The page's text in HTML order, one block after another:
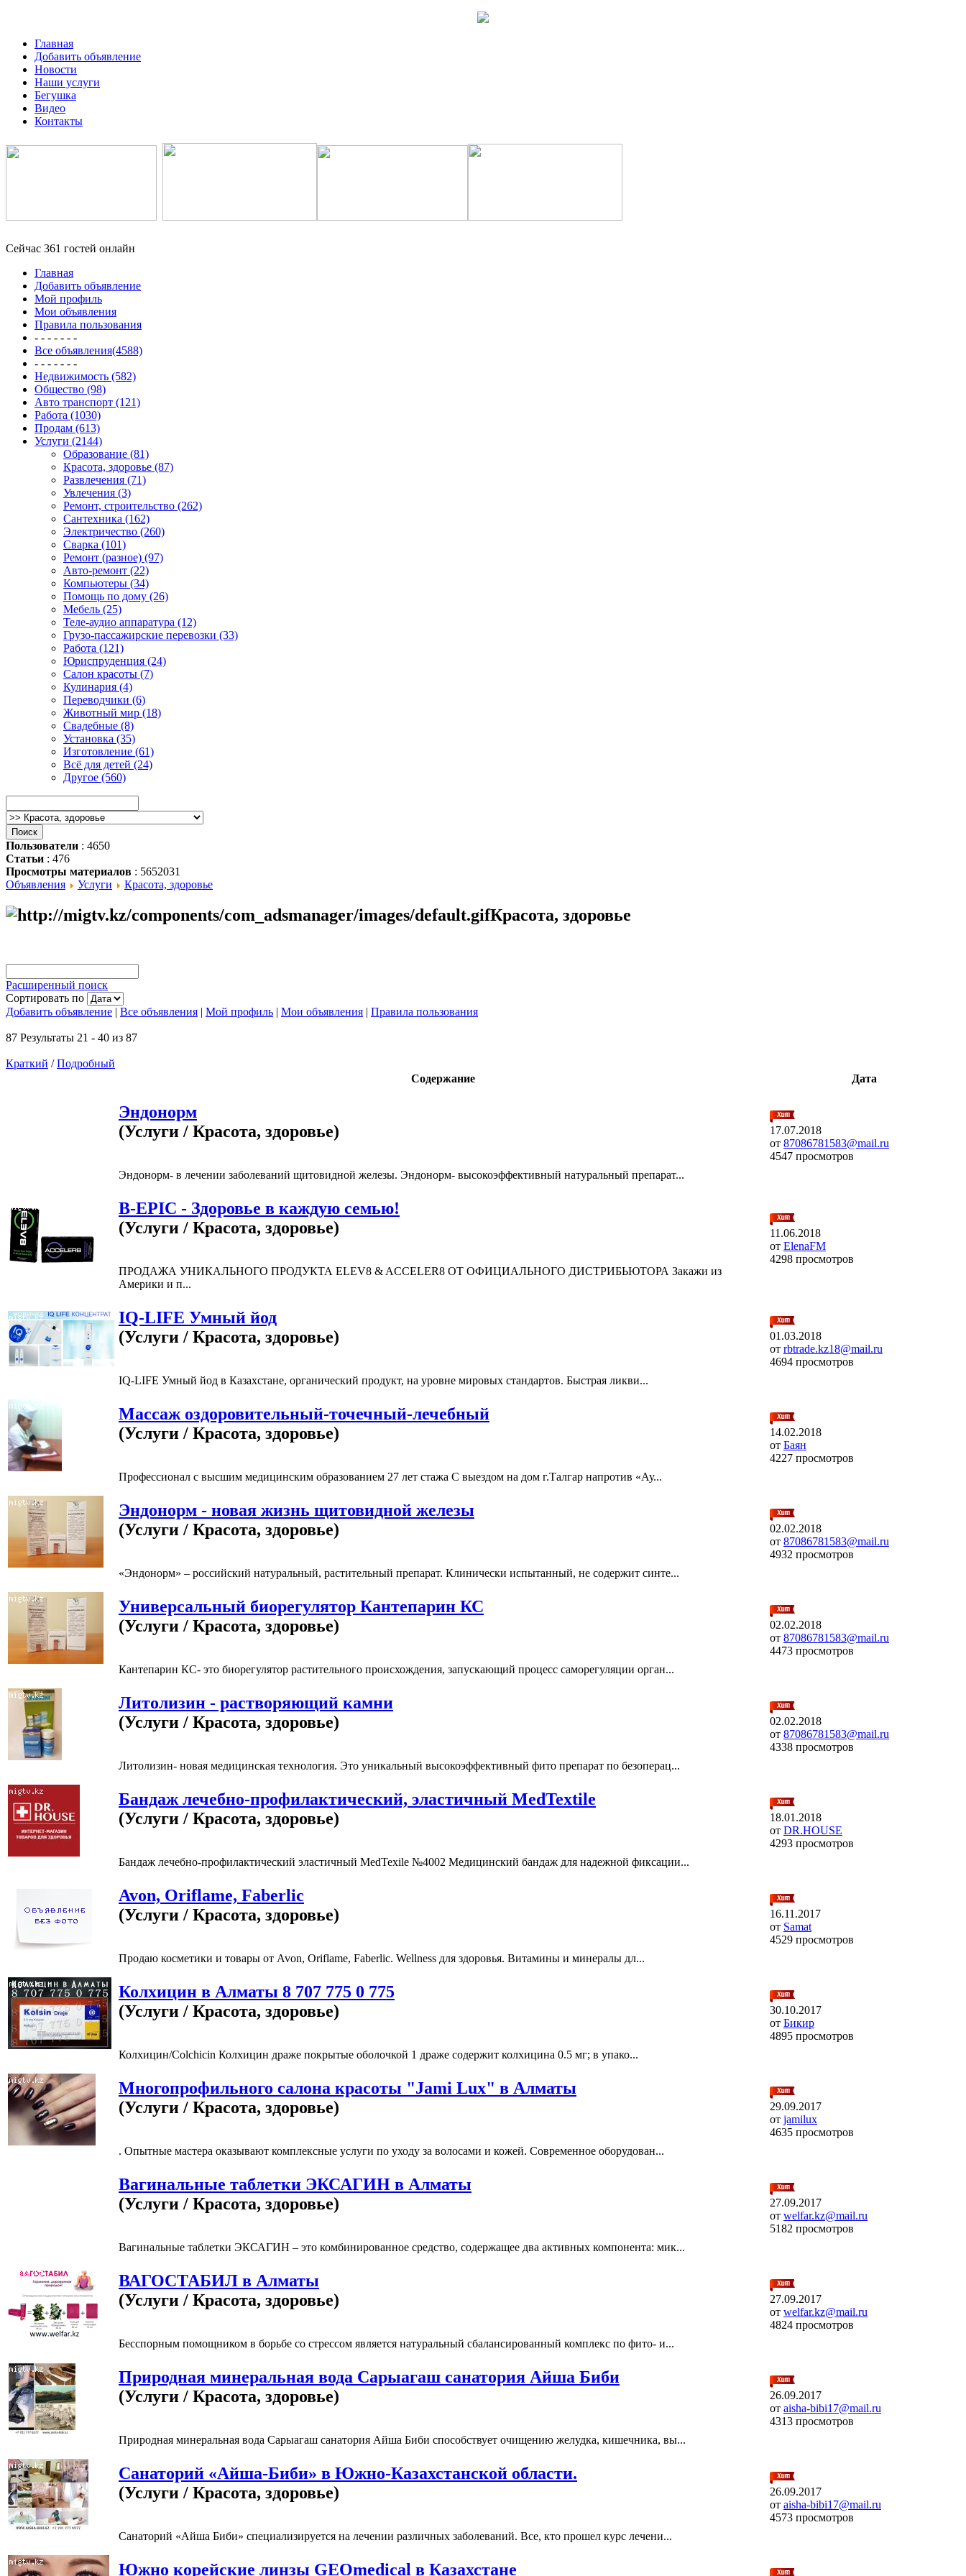
Главная
Добавить объявление
Новости
Наши услуги
Бегушка
Видео
Контакты
Сейчас 361 гостей онлайн
Главная
Добавить объявление
Мой профиль
Мои объявления
Правила пользования
- - - - - - -
Все объявления(4588)
- - - - - - -
Недвижимость (582)
Общество (98)
Авто транспорт (121)
Работа (1030)
Продам (613)
Услуги (2144)
Образование (81)
Красота, здоровье (87)
Развлечения (71)
Увлечения (3)
Ремонт, строительство (262)
Сантехника (162)
Электричество (260)
Сварка (101)
Ремонт (разное) (97)
Авто-ремонт (22)
Компьютеры (34)
Помощь по дому (26)
Мебель (25)
Теле-аудио аппаратура (12)
Грузо-пассажирские перевозки (33)
Работа (121)
Юриспруденция (24)
Салон красоты (7)
Кулинария (4)
Переводчики (6)
Животный мир (18)
Свадебные (8)
Установка (35)
Изготовление (61)
Всё для детей (24)
Другое (560)
Пользователи : 4650
Статьи : 476
Просмотры материалов : 5652031
Объявления
Услуги Красота, здоровье
Красота, здоровье
Расширенный поиск
Сортировать по
Добавить объявление | Все объявления | Мой профиль | Мои объявления | Правила пользования
87 Результаты 21 - 40 из 87
Краткий /Подробный
Содержание
Дата
Эндонорм
(Услуги / Красота, здоровье)
Эндонорм- в лечении заболеваний щитовидной железы. Эндонорм- высокоэффективный натуральный препарат...
17.07.2018
от 87086781583@mail.ru
4547 просмотров
B-EPIC - Здоровье в каждую семью!
(Услуги / Красота, здоровье)
ПРОДАЖА УНИКАЛЬНОГО ПРОДУКТА ELEV8 & ACCELER8 ОТ ОФИЦИАЛЬНОГО ДИСТРИБЬЮТОРА Закажи из
Америки и п...
11.06.2018
от ElenaFM
4298 просмотров
IQ-LIFE Умный йод
(Услуги / Красота, здоровье)
IQ-LIFE Умный йод в Казахстане, органический продукт, на уровне мировых стандартов. Быстрая ликви...
01.03.2018
от rbtrade.kz18@mail.ru
4694 просмотров
Массаж оздоровительный-точечный-лечебный
(Услуги / Красота, здоровье)
Профессионал с высшим медицинским образованием 27 лет стажа С выездом на дом г.Талгар напротив «Ау...
14.02.2018
от Баян
4227 просмотров
Эндонорм - новая жизнь щитовидной железы
(Услуги / Красота, здоровье)
«Эндонорм» – российский натуральный, растительный препарат. Клинически испытанный, не содержит синте...
02.02.2018
от 87086781583@mail.ru
4932 просмотров
Универсальный биорегулятор Кантепарин КС
(Услуги / Красота, здоровье)
Кантепарин КС- это биорегулятор растительного происхождения, запускающий процесс саморегуляции орган...
02.02.2018
от 87086781583@mail.ru
4473 просмотров
Литолизин - растворяющий камни
(Услуги / Красота, здоровье)
Литолизин- новая медицинская технология. Это уникальный высокоэффективный фито препарат по безоперац...
02.02.2018
от 87086781583@mail.ru
4338 просмотров
Бандаж лечебно-профилактический, эластичный MedTextile
(Услуги / Красота, здоровье)
Бандаж лечебно-профилактический эластичный MedTexile №4002 Медицинский бандаж для надежной фиксации...
18.01.2018
от DR.HOUSE
4293 просмотров
Avon, Oriflame, Faberlic
(Услуги / Красота, здоровье)
Продаю косметики и товары от Avon, Oriflame, Faberlic. Wellness для здоровья. Витамины и минералы дл...
16.11.2017
от Samat
4529 просмотров
Колхицин в Алматы 8 707 775 0 775
(Услуги / Красота, здоровье)
Колхицин/Colchicin Колхицин драже покрытые оболочкой 1 драже содержит колхицина 0.5 мг; в упако...
30.10.2017
от Бикир
4895 просмотров
Многопрофильного салона красоты "Jami Lux" в Алматы
(Услуги / Красота, здоровье)
. Опытные мастера оказывают комплексные услуги по уходу за волосами и кожей. Современное оборудован...
29.09.2017
от jamilux
4635 просмотров
Вагинальные таблетки ЭКСАГИН в Алматы
(Услуги / Красота, здоровье)
Вагинальные таблетки ЭКСАГИН – это комбинированное средство, содержащее два активных компонента: мик...
27.09.2017
от welfar.kz@mail.ru
5182 просмотров
ВАГОСТАБИЛ в Алматы
(Услуги / Красота, здоровье)
Бесспорным помощником в борьбе со стрессом является натуральный сбалансированный комплекс по фито- и...
27.09.2017
от welfar.kz@mail.ru
4824 просмотров
Природная минеральная вода Сарыагаш санатория Айша Биби
(Услуги / Красота, здоровье)
Природная минеральная вода Сарыагаш санатория Айша Биби способствует очищению желудка, кишечника, вы...
26.09.2017
от aisha-bibi17@mail.ru
4313 просмотров
Санаторий «Айша-Биби» в Южно-Казахстанской области.
(Услуги / Красота, здоровье)
Санаторий «Айша Биби» специализируется на лечении различных заболеваний. Все, кто прошел курс лечени...
26.09.2017
от aisha-bibi17@mail.ru
4573 просмотров
Южно корейские линзы GEOmedical в Казахстане